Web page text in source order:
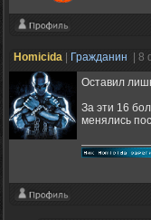
Homicida Гражданин
| 8
Оставил
За эти 16
менялись